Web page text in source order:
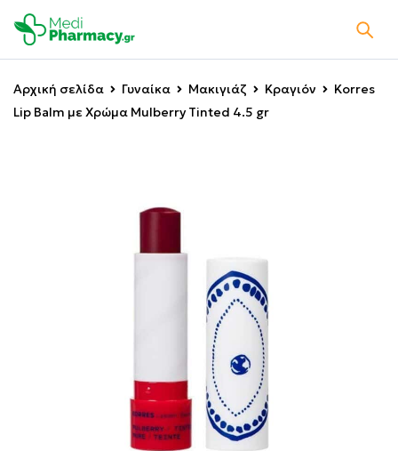
Αρχική σελίδα Γυναίκα Μακιγιάζ Κραγιόν
Korres
Lip Balm με Χρώμα Mulberry Tinted 4.5 gr